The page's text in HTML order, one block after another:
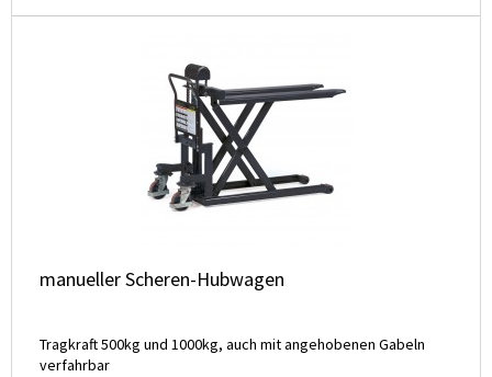
manueller Scheren-Hubwagen
Tragkraft 500kg und 1000kg, auch mit angehobenen Gabeln
verfahrbar